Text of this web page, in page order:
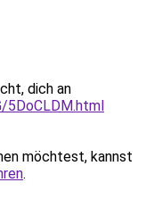
dich an
5DoCLDM.html
möchtest, kannst
.